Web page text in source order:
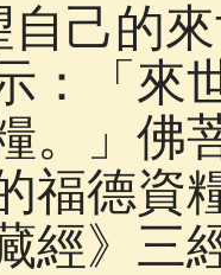
己的
：「來
。」佛
福德資
經》三